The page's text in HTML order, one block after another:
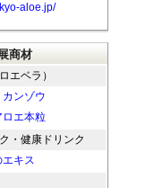
aloe.jp/
商材
エベラ）
ンゾウ
ロエ本粒
・健康ドリンク
キス